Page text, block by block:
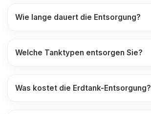
Wie lange dauert die Entsorgung?
Welche Tanktypen entsorgen Sie?
Was kostet die Erdtank-Entsorgung?